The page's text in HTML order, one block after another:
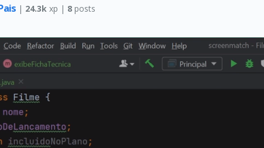
| 24.3k xp | 8 posts